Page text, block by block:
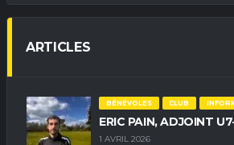
ARTICLES
BÉNÉVOLES CLUB
ERIC PAIN, ADJOINT
1 AVRIL 2026